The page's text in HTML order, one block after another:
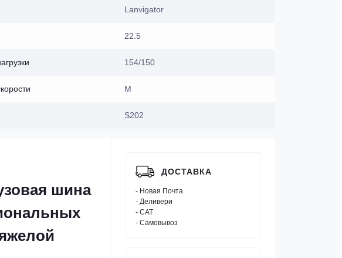
Lanvigator
22.5
154/150
M
S202
шина
ДОСТАВКА
- Новая Почта
- Деливери
- САТ
- Самовывоз